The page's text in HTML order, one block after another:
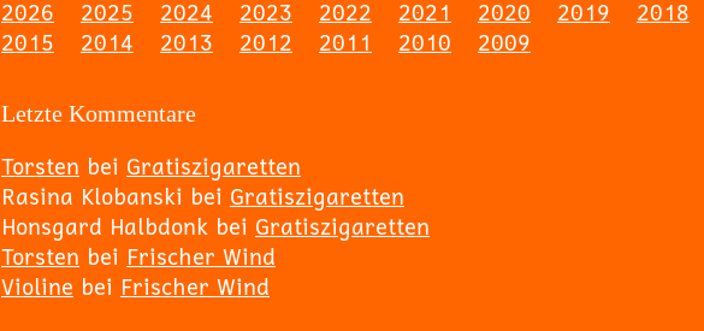
2026 2025 2024 2023 2022 2021 2020 2019
2018
2015
2014 2013 2012 2011 2010 2009
Letzte Kommentare
Torsten bei Gratiszigaretten
Rasina Klobanski bei Gratiszigaretten
Honsgard Halbdonk bei Gratiszigaretten
Torsten bei Frischer Wind
Violine bei Frischer Wind